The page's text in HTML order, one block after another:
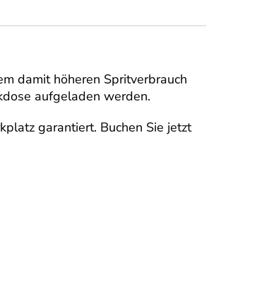
damit höheren Spritverbrauch
aufgeladen werden.
garantiert. Buchen Sie jetzt